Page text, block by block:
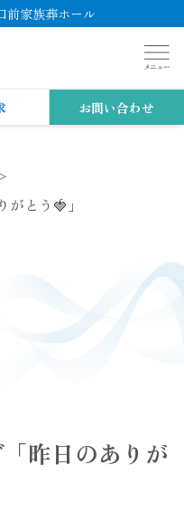
前家族葬ホール
お問い合わせ
とう🍓」
昨日のありが